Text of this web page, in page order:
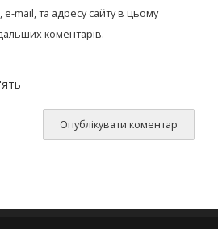
e-mail, та адресу сайту в цьому
коментарів.